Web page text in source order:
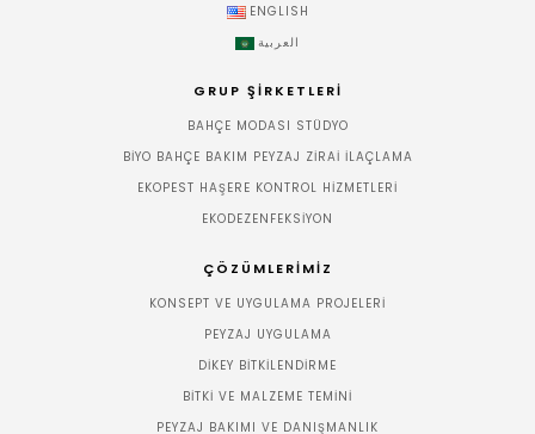
ENGLISH
العربية
GRUP ŞIRKETLERI
BAHÇE MODASI STÜDYO
BIYO BAHÇE BAKIM PEYZAJ ZIRAI İLAÇLAMA
EKOPEST HAŞERE KONTROL HIZMETLERI
EKODEZENFEKSIYON
ÇÖZÜMLERIMIZ
KONSEPT VE UYGULAMA PROJELERI
PEYZAJ UYGULAMA
DIKEY BITKILENDIRME
BITKI VE MALZEME TEMINI
PEYZAJ BAKIMI VE DANIŞMANLIK